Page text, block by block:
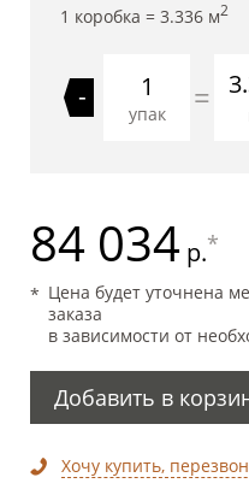
1 коробка = 3.336 м2
-
упак =
84 034 р.*
Цена будет уточнена
заказа
в зависимости от
Добавить в
Хочу купить,